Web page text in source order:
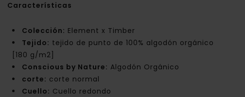
Características
Colección: Element x Timber
Tejido: tejido de punto de 100% algodón orgánico
[180 g/m2]
Conscious by Nature: Algodón Orgánico
corte: corte normal
Cuello: Cuello redondo